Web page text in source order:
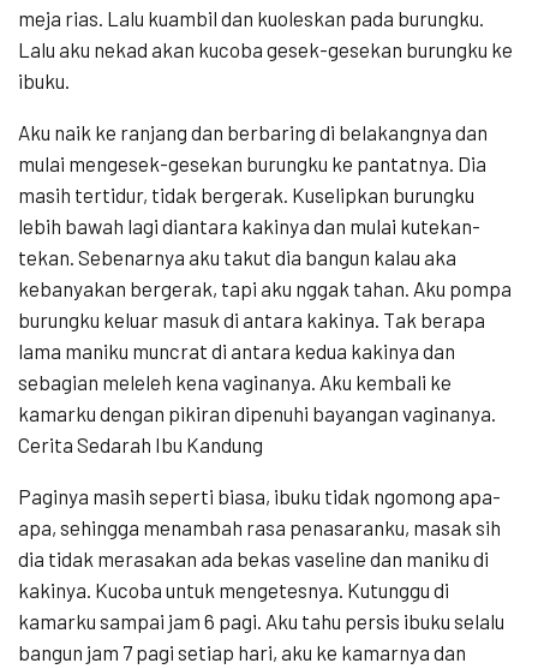
meja rias. Lalu kuambil dan kuoleskan pada burungku.
Lalu aku nekad akan kucoba gesek-gesekan burungku ke
ibuku.
Aku naik ke ranjang dan berbaring di belakangnya dan
mulai mengesek-gesekan burungku ke pantatnya. Dia
masih tertidur, tidak bergerak. Kuselipkan burungku
lebih bawah lagi diantara kakinya dan mulai kutekan-
tekan. Sebenarnya aku takut dia bangun kalau aka
kebanyakan bergerak, tapi aku nggak tahan. Aku pompa
burungku keluar masuk di antara kakinya. Tak berapa
lama maniku muncrat di antara kedua kakinya dan
sebagian meleleh kena vaginanya. Aku kembali ke
kamarku dengan pikiran dipenuhi bayangan vaginanya.
Cerita Sedarah Ibu Kandung
Paginya masih seperti biasa, ibuku tidak ngomong apa-
apa, sehingga menambah rasa penasaranku, masak sih
dia tidak merasakan ada bekas vaseline dan maniku di
kakinya. Kucoba untuk mengetesnya. Kutunggu di
kamarku sampai jam 6 pagi. Aku tahu persis ibuku selalu
bangun jam 7 pagi setiap hari, aku ke kamarnya dan